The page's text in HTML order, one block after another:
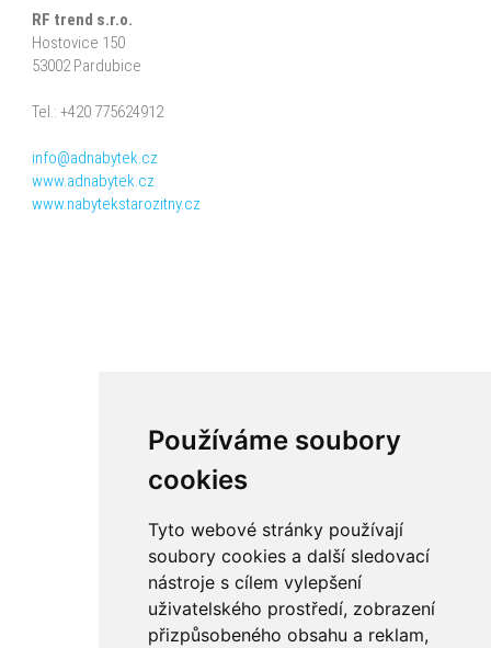
Používáme soubory
cookies
Tyto webové stránky používají
soubory cookies a další sledovací
nástroje s cílem vylepšení
uživatelského prostředí, zobrazení
přizpůsobeného obsahu a reklam,
RF trend s.r.o.
Hostovice 150
53002 Pardubice
Tel.: +420 775624912
info@adnabytek.cz
www.adnabytek.cz
www.nabytekstarozitny.cz